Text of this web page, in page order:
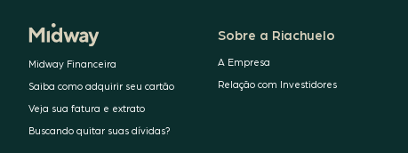
Midway Financeira
Saiba como adquirir seu cartão
Veja sua fatura e extrato
Buscando quitar suas dívidas?
Sobre a Riachuelo
A Empresa
Relação com Investidores